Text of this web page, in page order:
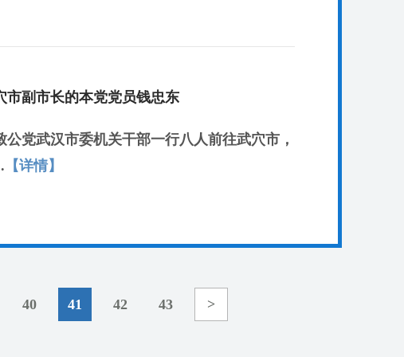
市副市长的本党党员钱忠东
党武汉市委机关干部一行八人前往武穴市，
【详情】
40 41 42 43 >